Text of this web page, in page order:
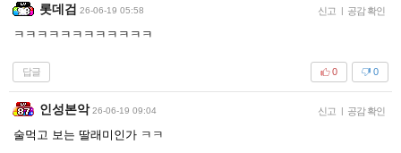
롯데검 26-06-19 05:58 신고 | 공감 확인
ㅋㅋㅋㅋㅋㅋㅋㅋㅋㅋㅋㅋ
답글 0
0
인성본악 26-06-19 09:04 신고 | 공감 확인
술먹고 보는 딸래미인가 ㅋㅋ